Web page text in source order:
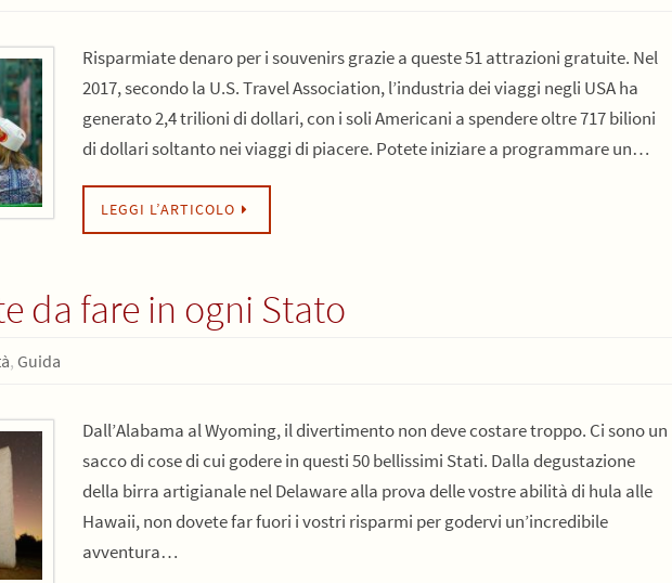
Risparmiate denaro per i souvenirs grazie a queste 51 attrazioni gratuite. Nel
2017, secondo la U.S. Travel Association, l’industria dei viaggi negli USA ha
generato 2,4 trilioni di dollari, con i soli Americani a spendere oltre 717 bilioni
di dollari soltanto nei viaggi di piacere. Potete iniziare a programmare un…
LEGGI L’ARTICOLO
da fare in ogni Stato
, Guida
Dall’Alabama al Wyoming, il divertimento non deve costare troppo. Ci sono un
sacco di cose di cui godere in questi 50 bellissimi Stati. Dalla degustazione
della birra artigianale nel Delaware alla prova delle vostre abilità di hula alle
Hawaii, non dovete far fuori i vostri risparmi per godervi un’incredibile
avventura…